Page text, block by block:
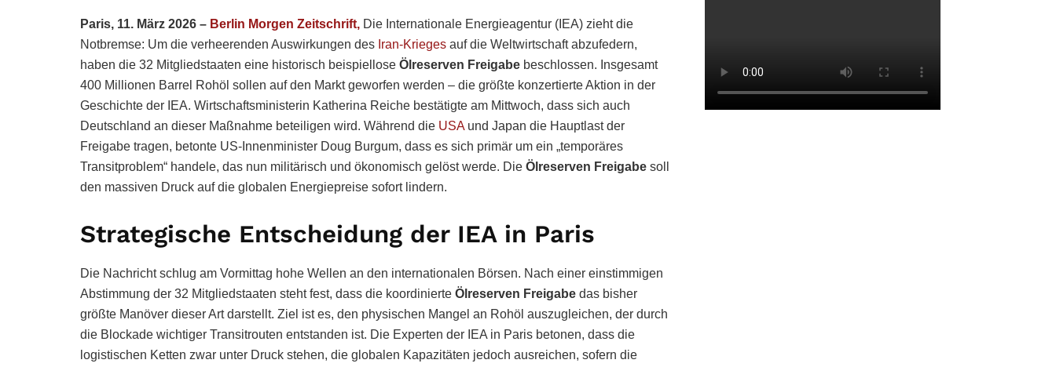
Paris, 11. März 2026 – Berlin Morgen Zeitschrift, Die Internationale Energieagentur (IEA) zieht die
Notbremse: Um die verheerenden Auswirkungen des Iran-Krieges auf die Weltwirtschaft abzufedern,
haben die 32 Mitgliedstaaten eine historisch beispiellose Ölreserven Freigabe beschlossen. Insgesamt
400 Millionen Barrel Rohöl sollen auf den Markt geworfen werden – die größte konzertierte Aktion in der
Geschichte der IEA. Wirtschaftsministerin Katherina Reiche bestätigte am Mittwoch, dass sich auch
Deutschland an dieser Maßnahme beteiligen wird. Während die USA und Japan die Hauptlast der
Freigabe tragen, betonte US-Innenminister Doug Burgum, dass es sich primär um ein „temporäres
Transitproblem“ handele, das nun militärisch und ökonomisch gelöst werde. Die Ölreserven Freigabe soll
den massiven Druck auf die globalen Energiepreise sofort lindern.
Strategische Entscheidung der IEA in Paris
Die Nachricht schlug am Vormittag hohe Wellen an den internationalen Börsen. Nach einer einstimmigen
Abstimmung der 32 Mitgliedstaaten steht fest, dass die koordinierte Ölreserven Freigabe das bisher
größte Manöver dieser Art darstellt. Ziel ist es, den physischen Mangel an Rohöl auszugleichen, der durch
die Blockade wichtiger Transitrouten entstanden ist. Die Experten der IEA in Paris betonen, dass die
logistischen Ketten zwar unter Druck stehen, die globalen Kapazitäten jedoch ausreichen, sofern die